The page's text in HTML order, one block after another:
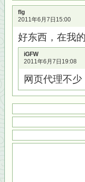
flg
2011年6月7日15:00
好东西，在我
iGFW
2011年6月7日19:08
网页代理不